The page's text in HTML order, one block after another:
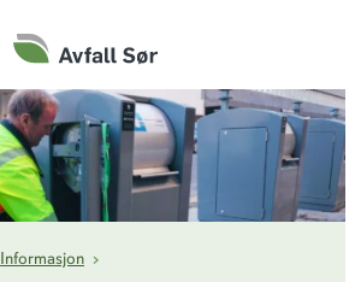
Informasjon ›Ansvarlig for å følge opp over 60